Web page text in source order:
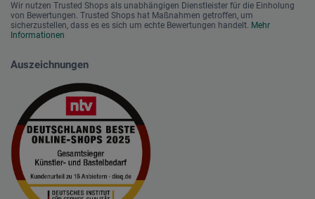
Wir nutzen Trusted Shops als unabhängigen Dienstleister für die Einholung
von Bewertungen. Trusted Shops hat Maßnahmen getroffen, um
sicherzustellen, dass es es sich um echte Bewertungen handelt. Mehr
Informationen
Auszeichnungen